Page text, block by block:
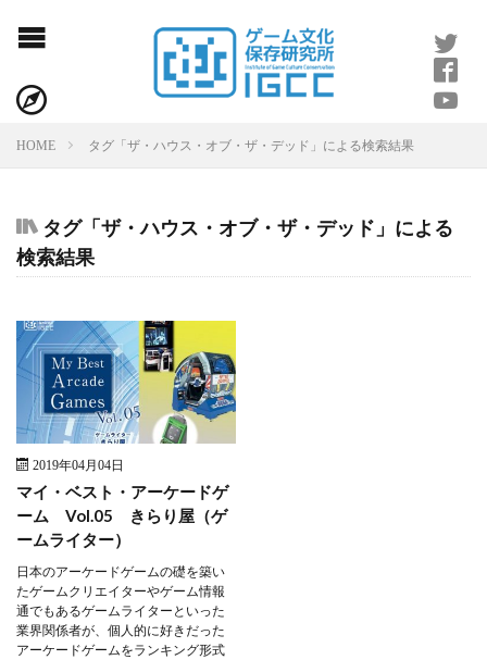
IGCCとは
寄稿のお願い
お問い合わせ
利用規約
プライバシーポリシー
ライター紹介
HOME タグ「ザ・ハウス・オブ・ザ・デッド」による検索結果
タグ「ザ・ハウス・オブ・ザ・デッド」による
検索結果
2019年04月04日
マイ・ベスト・アーケードゲ
ーム Vol.05 きらり屋（ゲ
ームライター）
日本のアーケードゲームの礎を築い
たゲームクリエイターやゲーム情報
通でもあるゲームライターといった
業界関係者が、個人的に好きだった
アーケードゲームをランキング形式